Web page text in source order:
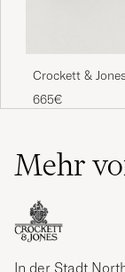
Crockett &
Brown Rough-
665€
Mehr
In der Stadt